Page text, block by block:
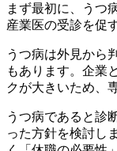
まず最初に、うつ
産業医の受診を促
うつ病は外見から
もあります。企業
クが大きいため、
うつ病であると診
った方針を検討し